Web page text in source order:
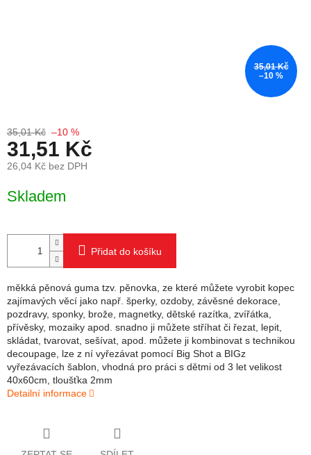
35,01 Kč
–10 %
35,01 Kč –10 %
31,51 Kč
26,04 Kč bez DPH
Skladem
Přidat do košíku
měkká pěnová guma tzv. pěnovka, ze které můžete vyrobit kopec
zajímavých věcí jako např. šperky, ozdoby, závěsné dekorace,
pozdravy, sponky, brože, magnetky, dětské razítka, zvířátka,
přívěsky, mozaiky apod. snadno ji můžete stříhat či řezat, lepit,
skládat, tvarovat, sešívat, apod. můžete ji kombinovat s technikou
decoupage, lze z ní vyřezávat pomocí Big Shot a BIGz
vyřezávacích šablon, vhodná pro práci s dětmi od 3 let velikost
40x60cm, tloušťka 2mm
Detailní informace